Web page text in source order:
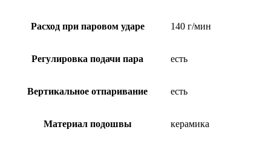
Расход при паровом ударе 140 г/мин
Регулировка подачи пара есть
Вертикальное отпаривание есть
Материал подошвы керамика